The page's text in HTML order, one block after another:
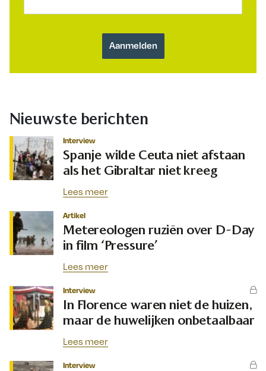
Nieuwste berichten
Interview
Spanje wilde Ceuta niet afstaan
als het Gibraltar niet kreeg
Lees meer
Artikel
Metereologen ruziën over D-Day
in film ‘Pressure’
Lees meer
Interview
In Florence waren niet de huizen,
maar de huwelijken onbetaalbaar
Lees meer
Interview